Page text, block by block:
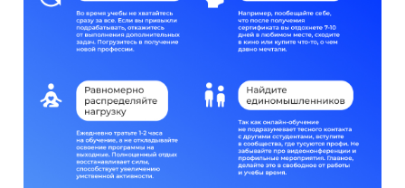
Эксперты Партнёры Отзывы
+7 (495) 788-53-26
ООО «Актион-Диджитал» г. Москва,
Лицензия